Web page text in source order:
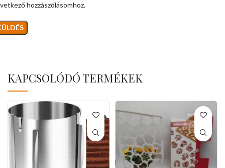
hozzászólásomhoz.
KAPCSOLÓDÓ TERMÉKEK